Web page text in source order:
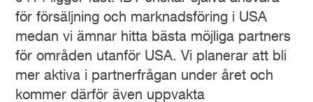
för försäljning och marknadsföring i USA
medan vi ämnar hitta bästa möjliga partners
för områden utanför USA. Vi planerar att bli
mer aktiva i partnerfrågan under året och
kommer därför även uppvakta